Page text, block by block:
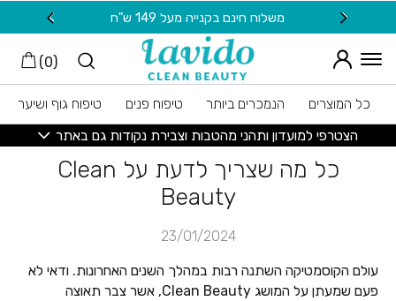
Skip to Content משלוח חינם בקנייה מעל 149 ש"ח
(
0
)
כל המוצרים הנמכרים ביותר טיפוח פנים
טיפוח גוף ושיער
הצטרפי למועדון ותהני מהטבות וצבירת נקודות גם באתר
כל מה שצריך לדעת על Clean
Beauty
23/01/2024
עולם הקוסמטיקה השתנה רבות במהלך השנים האחרונות. ודאי לא
פעם שמעתן על המושג Clean Beauty, אשר צבר תאוצה
בחזרה למעלה